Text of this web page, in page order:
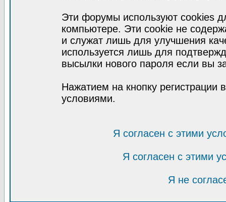
Эти форумы используют cookies
компьютере. Эти cookie не
и служат лишь для улучшения
используется лишь для
высылки нового пароля если вы
Нажатием на кнопку регистрации
условиями.
Я согласен с этими
Я согласен с этими
Я не